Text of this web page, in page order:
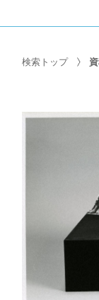
検索トップ